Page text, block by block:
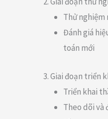
Thử nghiệm
Đánh giá
toán mới
Giai đoạn triển
Triển khai
Theo dõi và